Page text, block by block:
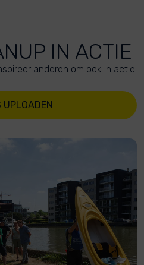
IN ACTIE
anderen om ook in actie
UPLOADEN